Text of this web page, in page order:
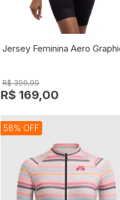
Jersey Feminina Aero
R$ 399,90
R$ 169,00
58% OFF